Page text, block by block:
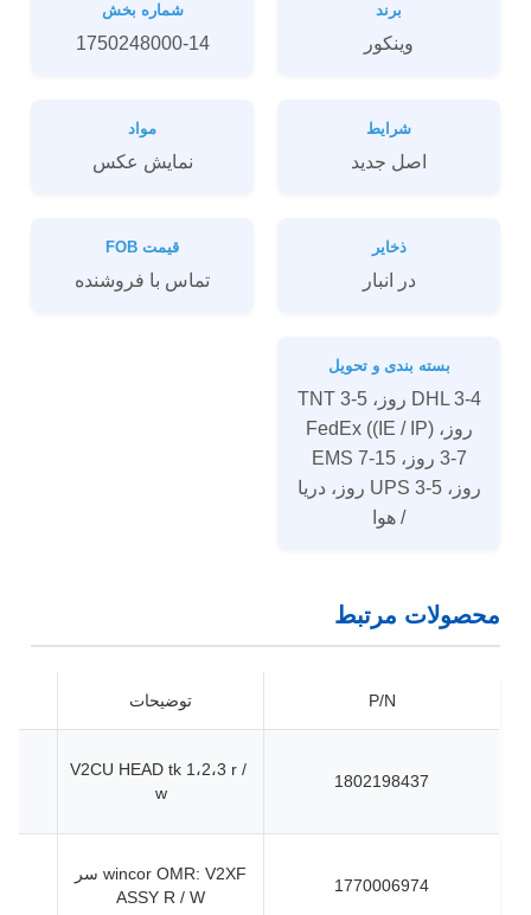
برند
وینکور
شماره بخش
1750248000-14
شرایط
اصل جدید
مواد
نمايش عکس
ذخایر
در انبار
قیمت FOB
تماس با فروشنده
بسته بندی و تحویل
DHL 3-4 روز، TNT 3-5
روز، FedEx ((IE / IP)
3-7 روز، EMS 7-15
روز، UPS 3-5 روز، دریا
/ هوا
محصولات مرتبط
P/N توضیحات
1802198437
V2CU HEAD tk 1،2،3 r /
w
1770006974
wincor OMR: V2XF سر
ASSY R / W